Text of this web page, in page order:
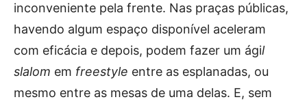
inconveniente pela frente. Nas praças públicas,
havendo algum espaço disponível aceleram
com eficácia e depois, podem fazer um ágil
slalom em freestyle entre as esplanadas, ou
mesmo entre as mesas de uma delas. E, sem